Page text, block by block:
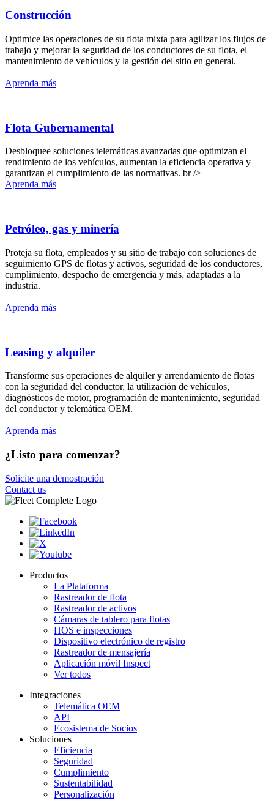
Construcción
Optimice las operaciones de su flota mixta para agilizar los flujos de
trabajo y mejorar la seguridad de los conductores de su flota, el
mantenimiento de vehículos y la gestión del sitio en general.
Aprenda más
Flota Gubernamental
Desbloquee soluciones telemáticas avanzadas que optimizan el
rendimiento de los vehículos, aumentan la eficiencia operativa y
garantizan el cumplimiento de las normativas. br />
Aprenda más
Petróleo, gas y minería
Proteja su flota, empleados y su sitio de trabajo con soluciones de
seguimiento GPS de flotas y activos, seguridad de los conductores,
cumplimiento, despacho de emergencia y más, adaptadas a la
industria.
Aprenda más
Leasing y alquiler
Transforme sus operaciones de alquiler y arrendamiento de flotas
con la seguridad del conductor, la utilización de vehículos,
diagnósticos de motor, programación de mantenimiento, seguridad
del conductor y telemática OEM.
Aprenda más
¿Listo para comenzar?
Solicite una demostración
Contact us
Productos
La Plataforma
Rastreador de flota
Rastreador de activos
Cámaras de tablero para flotas
HOS e inspecciones
Dispositivo electrónico de registro
Rastreador de mensajería
Aplicación móvil Inspect
Ver todos
Integraciones
Telemática OEM
API
Ecosistema de Socios
Soluciones
Eficiencia
Seguridad
Cumplimiento
Sustentabilidad
Personalización